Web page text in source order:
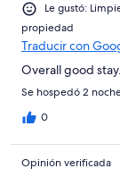
Le gustó:
propiedad
Traducir con
Overall good stay.
Se hospedó 2
0
Opinión verificada